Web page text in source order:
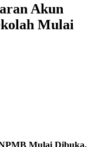
Akun
Mulai
Mulai Dibuka,